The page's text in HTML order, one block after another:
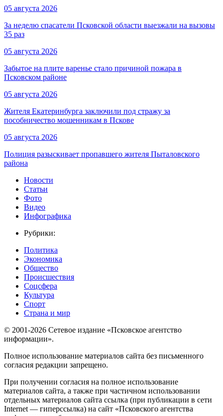
05 августа 2026
За неделю спасатели Псковской области выезжали на вызовы
35 раз
05 августа 2026
Забытое на плите варенье стало причиной пожара в
Псковском районе
05 августа 2026
Жителя Екатеринбурга заключили под стражу за
пособничество мошенникам в Пскове
05 августа 2026
Полиция разыскивает пропавшего жителя Пыталовского
района
Новости
Статьи
Фото
Видео
Инфографика
Рубрики:
Политика
Экономика
Общество
Происшествия
Соцсфера
Культура
Спорт
Страна и мир
© 2001-2026 Сетевое издание «Псковское агентство
информации».
Полное использование материалов сайта без письменного
согласия редакции запрещено.
При получении согласия на полное использование
материалов сайта, а также при частичном использовании
отдельных материалов сайта ссылка (при публикации в сети
Internet — гиперссылка) на сайт «Псковского агентства